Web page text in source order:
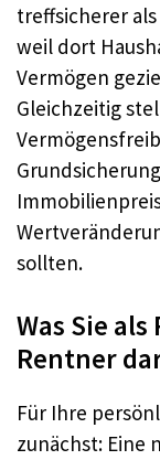
treffsicherer
weil dort
Vermögen
Gleichzeitig
sollten.
Was Sie
Rentner
Für Ihre
zunächst: Eine